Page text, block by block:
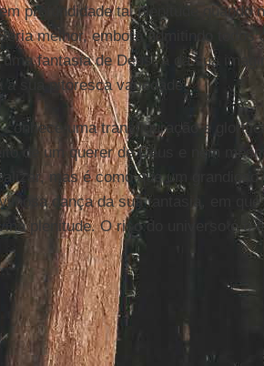
profundidade tal plenitude quando
melhor, embora admitindo todos
fantasia de Deus, a da sua
a sua pitoresca variedade.
uma transfiguração e
de um querer de Deus e nem
mas é como que um
dança da sua fantasia, em
plenitude. O riso do universo é o